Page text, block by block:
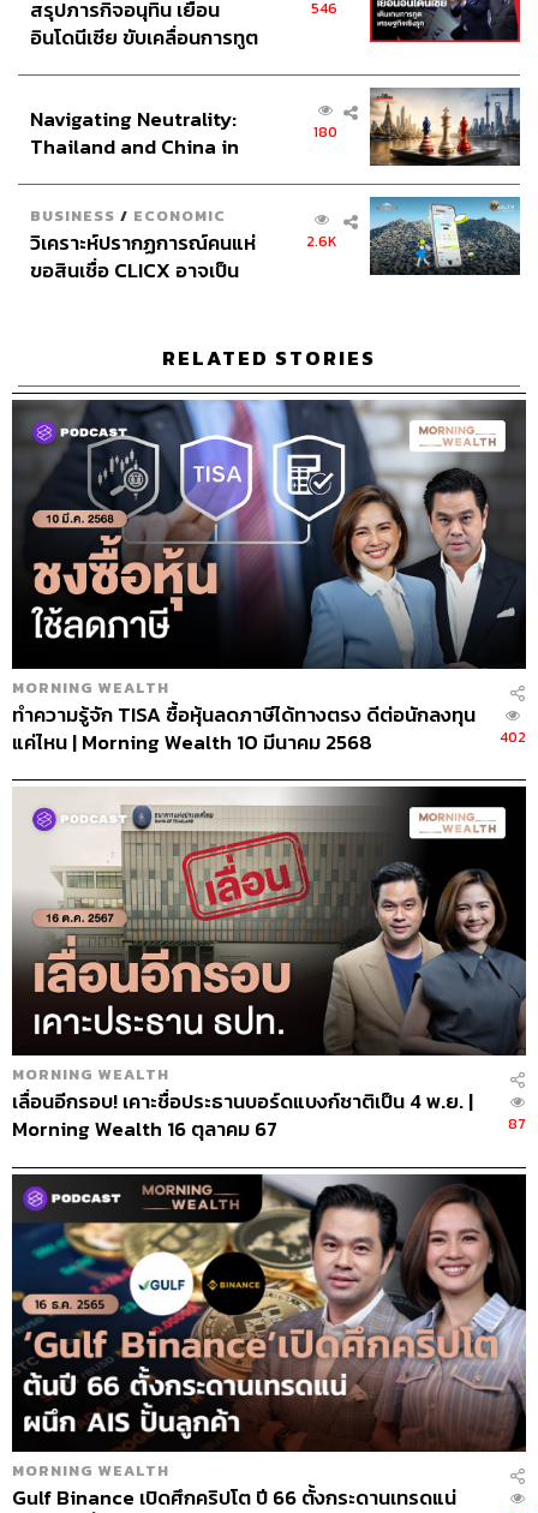
ABOUT THE HOST
THE STANDARD PODCAST
ทีมงาน THE STANDARD PODCAST
สรุปภารกิจอนุทิน เยือน
อินโดนีเซีย ขับเคลื่อนการทูต
อินโดนีเซีย
546
Navigating Neutrality:
Thailand and China in
180
BUSINESS / ECONOMIC
วิเคราะห์ปรากฏการณ์คนแห่
ขอสินเชื่อ CLICX อาจเป็น
2.6K
RELATED STORIES
MORNING WEALTH
ทำความรู้จัก TISA ซื้อหุ้นลดภาษีได้ทางตรง ดีต่อนักลงทุน
แค่ไหน | Morning Wealth 10 มีนาคม 2568
402
MORNING WEALTH
เลื่อนอีกรอบ! เคาะชื่อประธานบอร์ดแบงก์ชาติเป็น 4 พ.ย. |
Morning Wealth 16 ตุลาคม 67
87
MORNING WEALTH
Gulf Binance เปิดศึกคริปโต ปี 66 ตั้งกระดานเทรดแน่